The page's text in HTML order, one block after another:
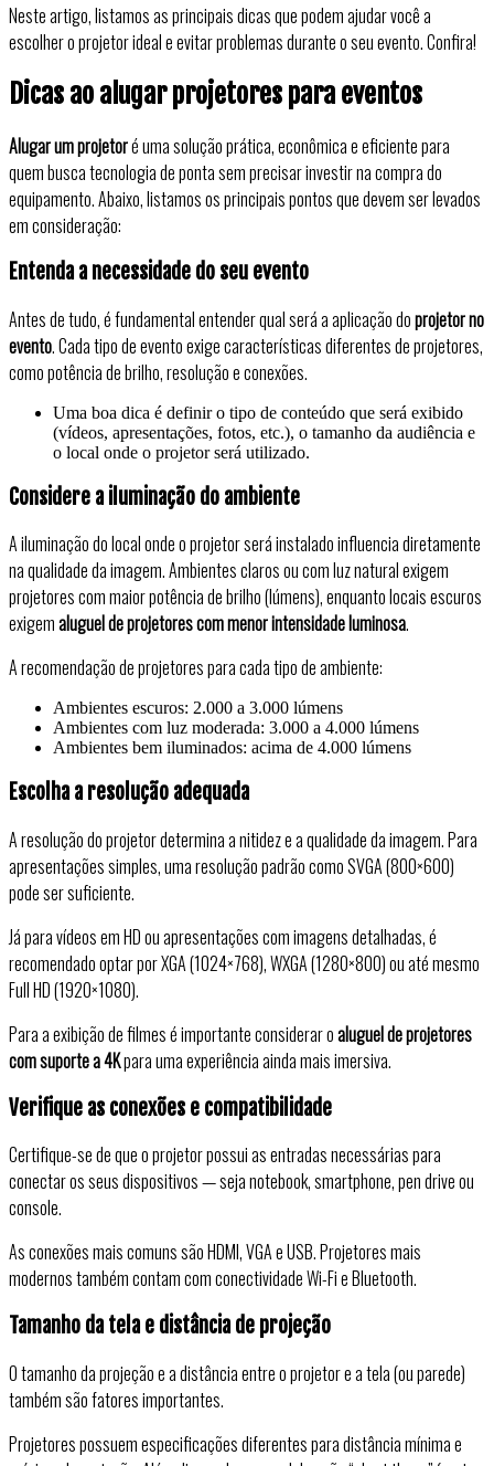
Neste artigo, listamos as principais dicas que podem ajudar você a
escolher o projetor ideal e evitar problemas durante o seu evento. Confira!
Dicas ao alugar projetores para eventos
Alugar um projetoré uma solução prática, econômica e eficiente para
quem busca tecnologia de ponta sem precisar investir na compra do
equipamento. Abaixo, listamos os principais pontos que devem ser levados
em consideração:
Entenda a necessidade do seu evento
Antes de tudo, é fundamental entender qual será a aplicação doprojetor no
evento. Cada tipo de evento exige características diferentes de projetores,
como potência de brilho, resolução e conexões.
Uma boa dica é definir o tipo de conteúdo que será exibido
(vídeos, apresentações, fotos, etc.), o tamanho da audiência e
o local onde o projetor será utilizado.
Considere a iluminação do ambiente
A iluminação do local onde o projetor será instalado influencia diretamente
na qualidade da imagem. Ambientes claros ou com luz natural exigem
projetores com maior potência de brilho (lúmens), enquanto locais escuros
exigemaluguel de projetores com menor intensidade luminosa.
A recomendação de projetores para cada tipo de ambiente:
Ambientes escuros: 2.000 a 3.000 lúmens
Ambientes com luz moderada: 3.000 a 4.000 lúmens
Ambientes bem iluminados: acima de 4.000 lúmens
Escolha a resolução adequada
A resolução do projetor determina a nitidez e a qualidade da imagem. Para
apresentações simples, uma resolução padrão como SVGA (800×600)
pode ser suficiente.
Já para vídeos em HD ou apresentações com imagens detalhadas, é
recomendado optar por XGA (1024×768), WXGA (1280×800) ou até mesmo
Full HD (1920×1080).
Para a exibição de filmes é importante considerar oaluguel de projetores
com suporte a 4Kpara uma experiência ainda mais imersiva.
Verifique as conexões e compatibilidade
Certifique-se de que o projetor possui as entradas necessárias para
conectar os seus dispositivos — seja notebook, smartphone, pen drive ou
console.
As conexões mais comuns são HDMI, VGA e USB. Projetores mais
modernos também contam com conectividade Wi-Fi e Bluetooth.
Tamanho da tela e distância de projeção
O tamanho da projeção e a distância entre o projetor e a tela (ou parede)
também são fatores importantes.
Projetores possuem especificações diferentes para distância mínima e